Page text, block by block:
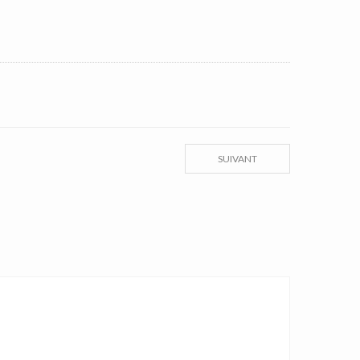
SUIVANT